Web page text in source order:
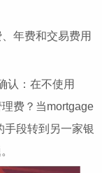
年费和交易费用
认：在不使用
费？当mortgage
手段转到另一家银